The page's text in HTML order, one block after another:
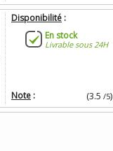
Disponibilité :
En stock
Livrable sous 24H
Note : (3.5 /5)